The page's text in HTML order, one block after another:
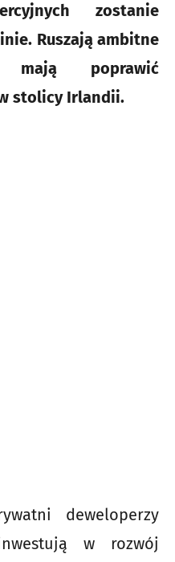
zostanie
Ruszają ambitne
mają poprawić
stolicy Irlandii.
deweloperzy
w rozwój